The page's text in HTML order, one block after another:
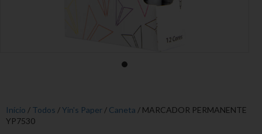
Início / Todos /Yin's Paper / Caneta / MARCADOR PERMANENTE
YP7530